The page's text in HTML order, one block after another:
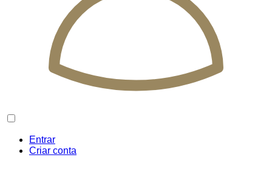
Entrar
Criar conta